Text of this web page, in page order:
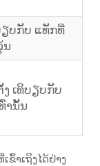
ບກັບ ແທັກທີ່
ນ
ເທິບຽບກັບ
ານັ້ນ
ຂົ້າເຖິງໄດ້ຢ່າງ